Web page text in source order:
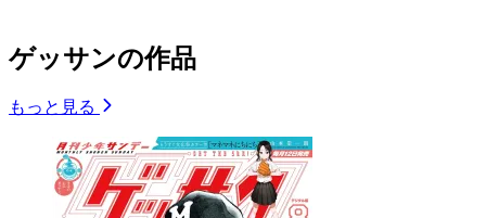
ゲッサンの作品
もっと見る